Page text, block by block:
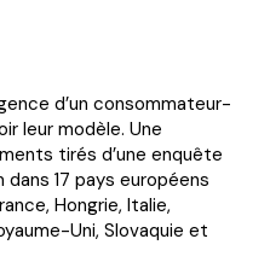
d’un consommateur-
leur modèle. Une
tirés d’une enquête
17 pays européens
Hongrie, Italie,
Uni, Slovaquie et